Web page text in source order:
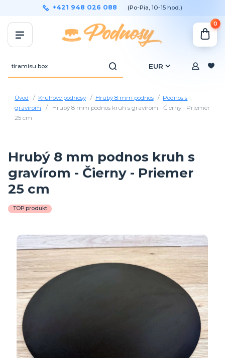
EUR
+421 948 026 088 (Po-Pia, 10-15 hod.)
0
Úvod Kruhové podnosy Hrubý 8 mm podnos
Podnos s
gravírom
Hrubý 8 mm podnos kruh s gravírom - Čierny - Priemer
25 cm
Hrubý 8 mm podnos kruh s
gravírom - Čierny - Priemer
25 cm
TOP produkt